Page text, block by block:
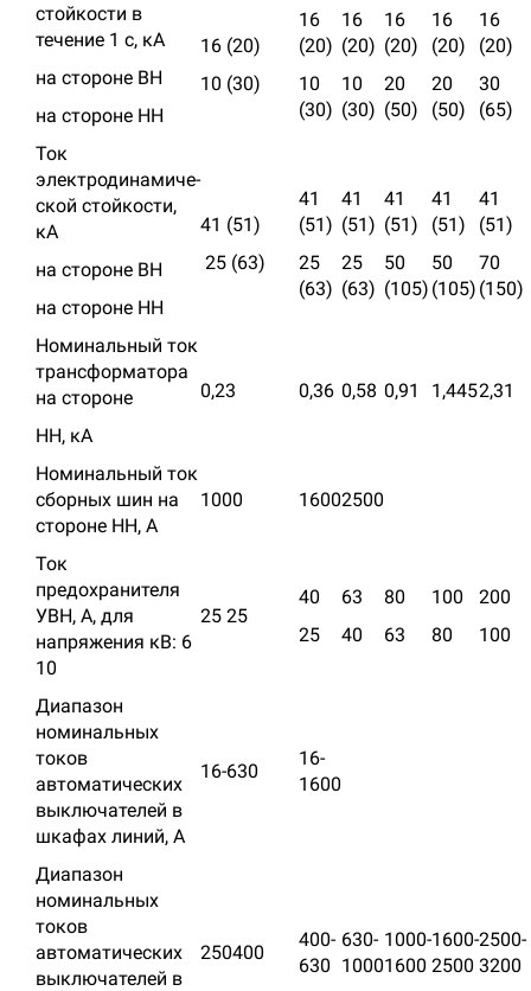
стойко­сти в
течение 1 с, кА
на стороне ВН
на стороне НН
16 (20)
10 (30)
16
(20)
10
(30)
16
(20)
10
(30)
16
(20)
20
(50)
16
(20)
20
(50)
16
(20)
30
(65)
Ток
электродинамиче­
ской стойкости,
кА
на стороне ВН
на стороне НН
41 (51)
25 (63)
41
(51)
25
(63)
41
(51)
25
(63)
41
(51)
50
(105)
41
(51)
50
(105)
41
(51)
70
(150)
Номинальный ток
транс­форматора
на стороне
НН, кА
0,23 0,36 0,58 0,91 1,4452,31
Номинальный ток
сборных шин на
стороне НН, А
1000 16002500
Ток
предохранителя
УВН, А, для
напряжения кВ: 6
10
25 25
40
25
63
40
80
63
100
80
200
100
Диапазон
номинальных
токов
автоматических
выключателей в
шкафах линий, А
16-630
16-
1600
Диапазон
номинальных
токов
автоматических
выключателей в
250­400
400­
630
630­
1000
1000­
1600
1600­
2500
2500­
3200